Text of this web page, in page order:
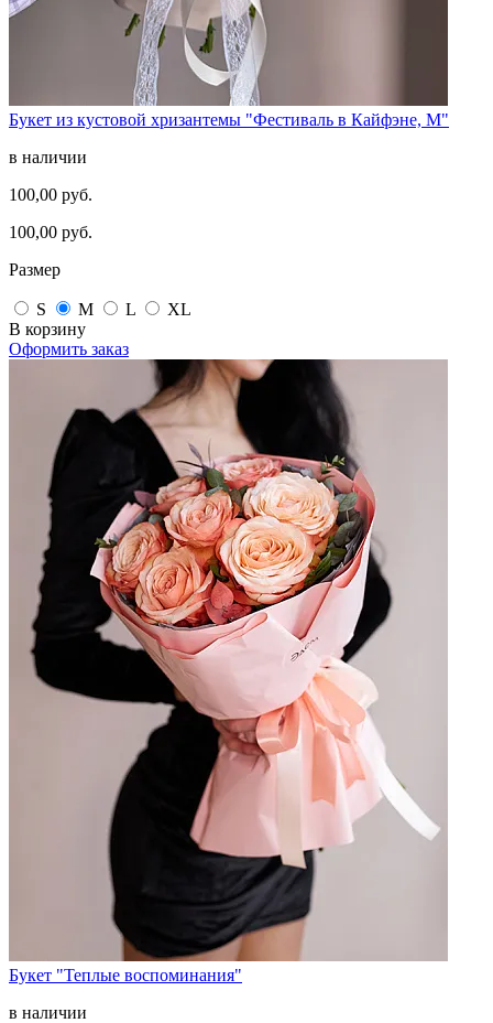
Букет из кустовой хризантемы "Фестиваль в Кайфэне, M"
в наличии
100,00 руб.
100,00 руб.
Размер
S M L
XL
В корзину
Оформить заказ
Букет "Теплые воспоминания"
в наличии